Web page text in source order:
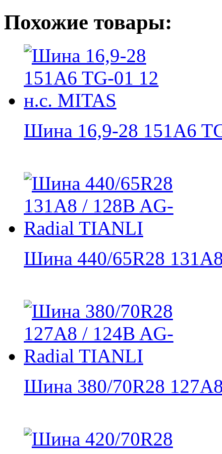
Похожие товары:
Шина 16,9-28 151A6
Шина 440/65R28
Шина 380/70R28